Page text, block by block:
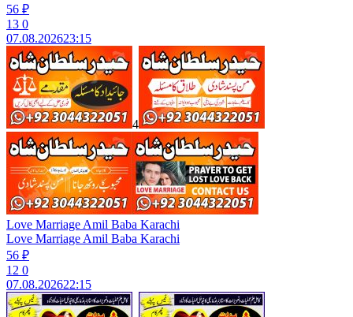
56 ₽
13 0
07.08.202623:15
4
Love Marriage Amil Baba Karachi
Love Marriage Amil Baba Karachi
56 ₽
12 0
07.08.202622:15